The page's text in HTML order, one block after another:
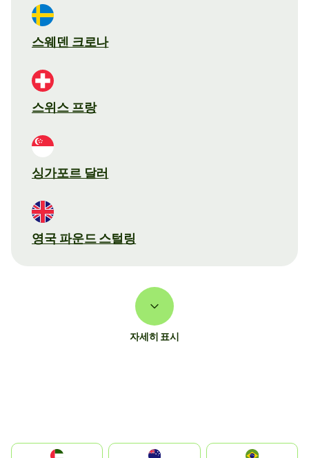
스웨덴 크로나
스위스 프랑
싱가포르 달러
영국 파운드 스털링
자세히 표시